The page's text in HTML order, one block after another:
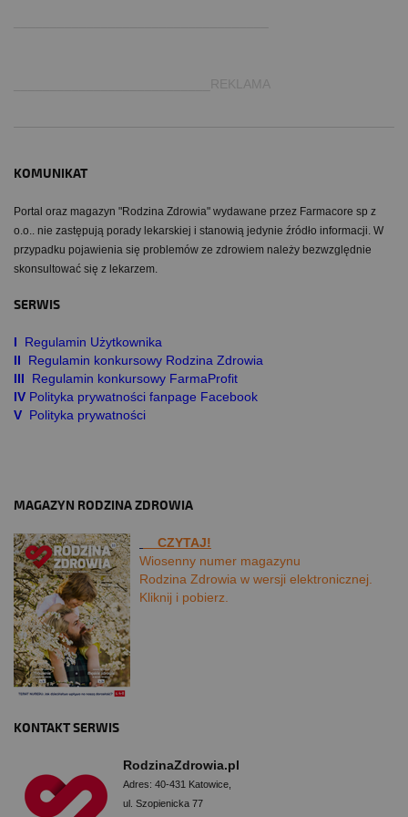
___________________________REKLAMA
KOMUNIKAT
Portal oraz magazyn "Rodzina Zdrowia" wydawane przez Farmacore sp z
o.o.. nie zastępują porady lekarskiej i stanowią jedynie źródło informacji. W
przypadku pojawienia się problemów ze zdrowiem należy bezwzględnie
skonsultować się z lekarzem.
SERWIS
I Regulamin Użytkownika
II
Regulamin konkursowy Rodzina Zdrowia
III
Regulamin konkursowy FarmaProfit
IV Polityka prywatności fanpage Facebook
V Polityka prywatności
MAGAZYN RODZINA ZDROWIA
CZYTAJ!
Wiosenny numer magazynu
Rodzina Zdrowia w wersji elektronicznej.
Kliknij i pobierz.
KONTAKT SERWIS
RodzinaZdrowia.pl
Adres: 40-431 Katowice,
ul. Szopienicka 77